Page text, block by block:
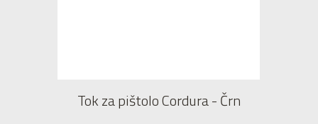
Tok za pištolo Cordura - Črn